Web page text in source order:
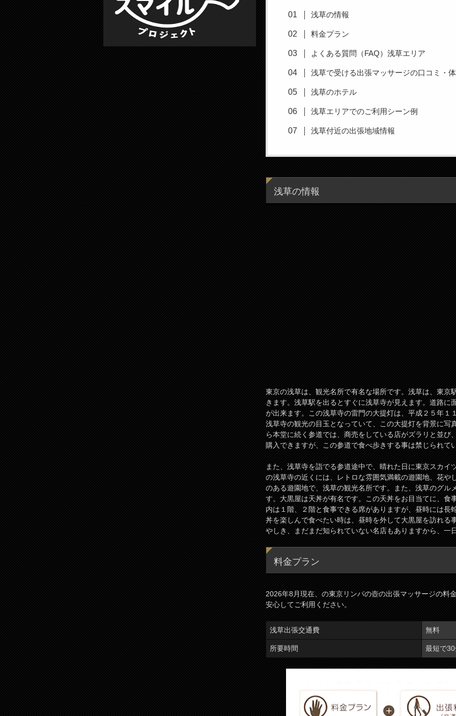
浅草の情報
料金プラン
よくある質問（FAQ）浅草エリア
浅草で受ける出張マッサージの口コミ・
浅草のホテル
浅草エリアでのご利用シーン例
浅草付近の出張地域情報
浅草の情報
東京の浅草は、観光名所で有名な場所です。浅草は、東京
きます。浅草駅を出るとすぐに浅草寺が見えます。道路に
が出来ます。この浅草寺の雷門の大提灯は、平成２５年１
浅草寺の観光の目玉となっていて、この大提灯を背景に写
ら本堂に続く参道では、商売をしている店がズラリと並び
購入できますが、この参道で食べ歩きする事は禁じられて
また、浅草寺を詣でる参道途中で、晴れた日に東京スカイ
の浅草寺の近くには、レトロな雰囲気満載の遊園地、花や
のある遊園地で、浅草の観光名所です。また、浅草のグル
す。大黒屋は天丼が有名です。この天丼をお目当てに、食
内は１階、２階と食事できる席がありますが、昼時には長
丼を楽しんで食べたい時は、昼時を外して大黒屋を訪れる
やしき、まだまだ知られていない名店もありますから、一
料金プラン
2026年8月現在、の東京リンパの壺の出張マッサージの料
安心してご利用ください。
浅草出張交通費 無料
所要時間 最短で